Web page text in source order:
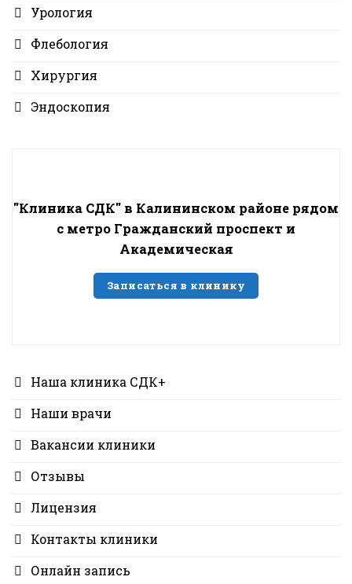
Урология
Флебология
Хирургия
Эндоскопия
"Клиника СДК" в Калининском районе рядом
с метро Гражданский проспект и
Академическая
Записаться в клинику
Наша клиника СДК+
Наши врачи
Вакансии клиники
Отзывы
Лицензия
Контакты клиники
Онлайн запись